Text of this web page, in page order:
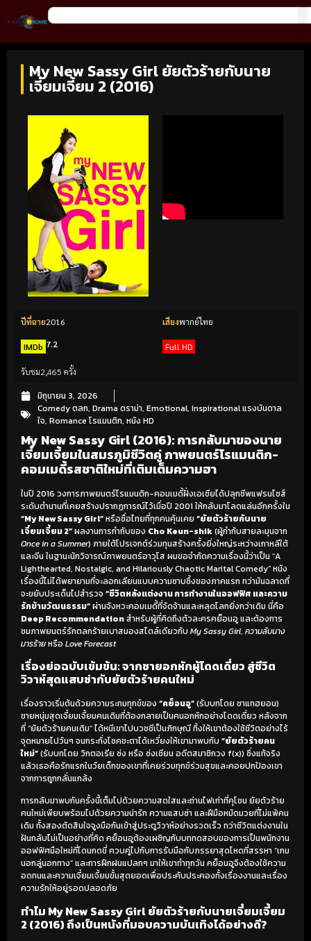
My New Sassy Girl ยัยตัวร้ายกับนาย
เจี๋ยมเจี้ยม 2 (2016)
ปีที่ฉาย2016 เสียงพากย์ไทย
IMDb 7.2 Full HD
รับชม2,465 ครั้ง
มิถุนายน 3, 2026
Comedy ตลก, Drama ดราม่า, Emotional, Inspirational แรงบันดาล
ใจ, Romance โรแมนติก, หนัง HD
My New Sassy Girl (2016): การกลับมาของนาย
เจี๋ยมเจี้ยมในสมรภูมิชีวิตคู่ ภาพยนตร์โรแมนติก-
คอมเมดี้รสชาติใหม่ที่เติมเต็มความฮา
ในปี 2016 วงการภาพยนตร์โรแมนติก-คอมเมดี้ฝั่งเอเชียได้ปลุกชีพแฟรนไชส์
ระดับตำนานที่เคยสร้างปรากฏการณ์ไว้เมื่อปี 2001 ให้กลับมาโลดแล่นอีกครั้งใน
“My New Sassy Girl”หรือชื่อไทยที่ทุกคนคุ้นเคย “ยัยตัวร้ายกับนาย
เจี๋ยมเจี้ยม 2”ผลงานการกำกับของ Cho Keun-shik(ผู้กำกับสายละมุนจาก
Once in a Summer) ภายใต้โปรเจกต์ร่วมทุนสร้างครั้งยิ่งใหญ่ระหว่างเกาหลีใต้
และจีน ในฐานะนักวิจารณ์ภาพยนตร์อาวุโส ผมขอจำกัดความเรื่องนี้ว่าเป็น “A
Lighthearted, Nostalgic, and Hilariously Chaotic Marital Comedy” หนัง
เรื่องนี้ไม่ได้พยายามที่จะลอกเลียนแบบความซาบซึ้งของภาคแรก ทว่ามันฉลาดที่
จะขยับประเด็นไปสำรวจ “ชีวิตหลังแต่งงาน การทำงานในออฟฟิศ และความ
รักข้ามวัฒนธรรม”ผ่านจังหวะคอมเมดี้ที่จัดจ้านและหลุดโลกยิ่งกว่าเดิม นี่คือ
Deep Recommendationสำหรับผู้ที่คิดถึงตัวละครคย็อนอู และต้องการ
ชมภาพยนตร์รักตลกร้ายเบาสมองสไตล์เดียวกับ My Sassy Girl, ความลับนาง
มารร้ายหรือ Love Forecast
เรื่องย่อฉบับเข้มข้น: จากชายอกหักผู้โดดเดี่ยว สู่ชีวิต
วิวาห์สุดแสบซ่ากับยัยตัวร้ายคนใหม่
เรื่องราวเริ่มต้นด้วยความระทมทุกข์ของ “คย็อนอู”(รับบทโดย ชาแทฮยอน)
ชายหนุ่มสุดเจี๋ยมเจี้ยมคนเดิมที่ต้องกลายเป็นคนอกหักอย่างโดดเดี่ยว หลังจาก
ที่ “ยัยตัวร้ายคนเดิม” ได้หนีเขาไปบวชชีเป็นภิกษุณี ทิ้งให้เขาต้องใช้ชีวิตอย่างไร้
จุดหมายไปวันๆ จนกระทั่งโชคชะตาได้เหวี่ยงให้เขามาพบกับ “ยัยตัวร้ายคน
ใหม่”(รับบทโดย วิกตอเรีย ซ่ง หรือ ซ่งเชียน อดีตสมาชิกวง f(x)) ซึ่งแท้จริง
แล้วเธอคือรักแรกในวัยเด็กของเขาที่เคยร่วมทุกข์ร่วมสุขและคอยปกป้องเขา
จากการถูกกลั่นแกล้ง
การกลับมาพบกันครั้งนี้เต็มไปด้วยความสดใสและถ่านไฟเก่าที่คุโชน ยัยตัวร้าย
คนใหม่เพียบพร้อมไปด้วยความน่ารัก ความแสบซ่า และฝีมือหมัดมวยที่ไม่แพ้คน
เดิม ทั้งสองตัดสินใจจูงมือกันเข้าสู่ประตูวิวาห์อย่างรวดเร็ว ทว่าชีวิตแต่งงานใน
ฝันกลับไม่เป็นอย่างที่คิด คย็อนอูต้องเผชิญกับบททดสอบของการเป็นพนักงาน
ออฟฟิศมือใหม่ที่โดนกดขี่ ควบคู่ไปกับการรับมือกับภรรยาสุดโหดที่สรรหา “เกม
นอกลู่นอกทาง” และการฝึกฝนแปลกๆ มาให้เขาทำทุกวัน คย็อนอูจึงต้องใช้ความ
อดทนและความเจี๋ยมเจี้ยมขั้นสุดยอดเพื่อประคับประคองทั้งเรื่องงานและเรื่อง
ความรักให้อยู่รอดปลอดภัย
ทำไม My New Sassy Girl ยัยตัวร้ายกับนายเจี๋ยมเจี้ยม
2 (2016) ถึงเป็นหนังที่มอบความบันเทิงได้อย่างดี?